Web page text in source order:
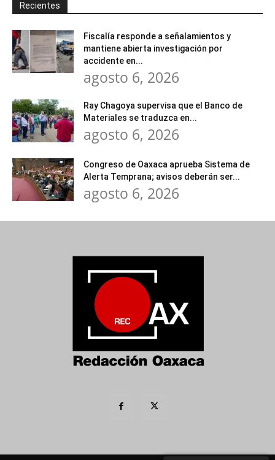
Recientes
Fiscalía responde a señalamientos y
mantiene abierta investigación por
accidente en...
agosto 6, 2026
Ray Chagoya supervisa que el Banco de
Materiales se traduzca en...
agosto 6, 2026
Congreso de Oaxaca aprueba Sistema de
Alerta Temprana; avisos deberán ser...
agosto 6, 2026